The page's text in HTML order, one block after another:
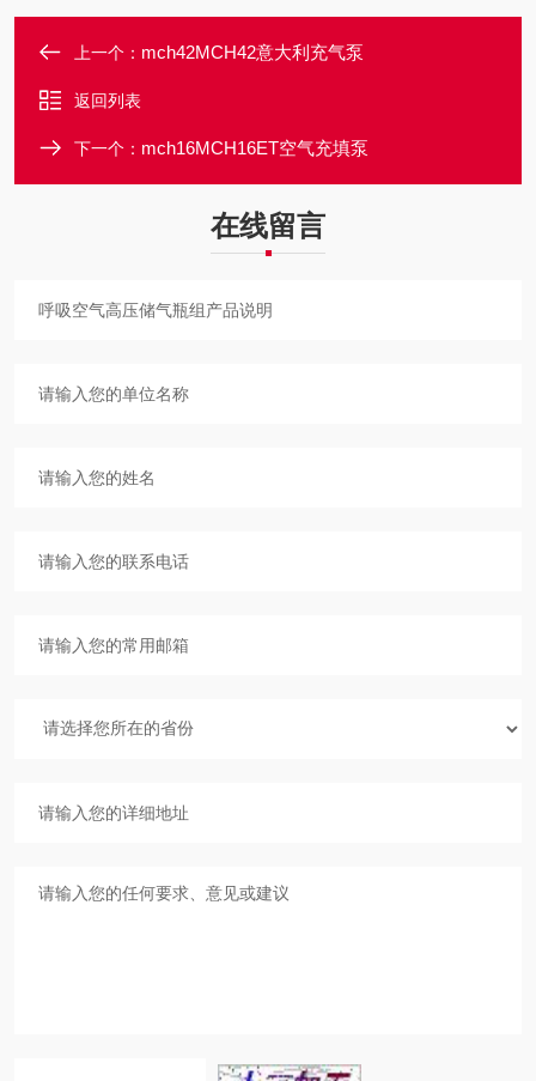
上一个： mch42MCH42意大利充气泵
返回列表
下一个： mch16MCH16ET空气充填泵
在线留言